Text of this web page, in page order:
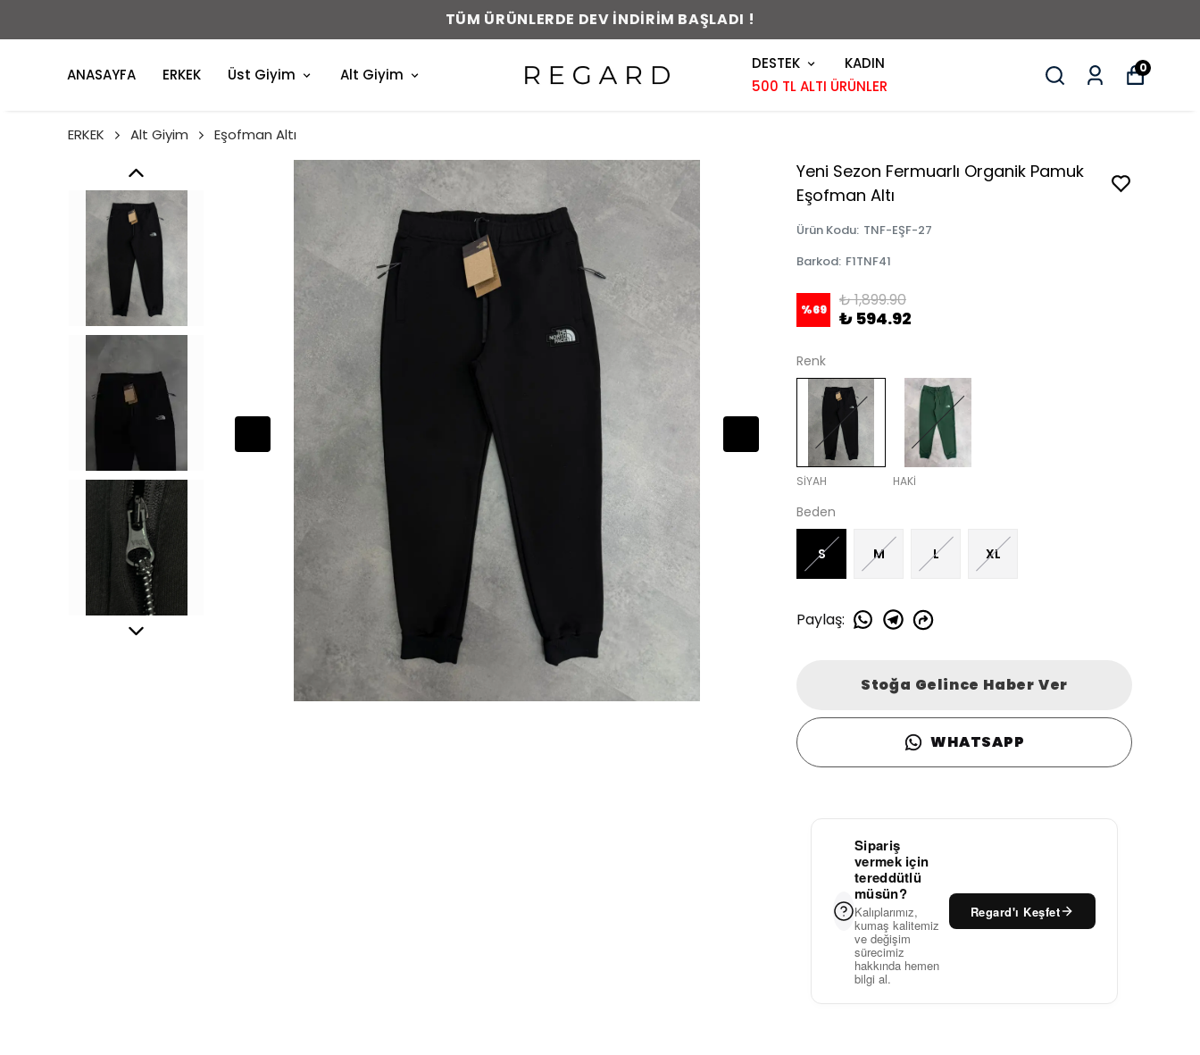
TÜM ÜRÜNLERDE DEV İNDİRİM BAŞLADI !
ANASAYFA ERKEK Üst Giyim Alt Giyim
DESTEK
KADIN
500 TL ALTI ÜRÜNLER
0
ERKEK Alt Giyim Eşofman Altı
Yeni Sezon Fermuarlı Organik Pamuk
Eşofman Altı
Ürün Kodu: TNF-EŞF-27
Barkod: F1TNF41
%69 ₺ 1,899.90
₺ 594.92
Renk
SİYAH HAKİ
Beden
S M L XL
Paylaş:
Stoğa Gelince Haber Ver
WHATSAPP
Sipariş
vermek için
tereddütlü
müsün?
Kalıplarımız,
kumaş kalitemiz
ve değişim
sürecimiz
hakkında hemen
bilgi al.
Regard'ı Keşfet